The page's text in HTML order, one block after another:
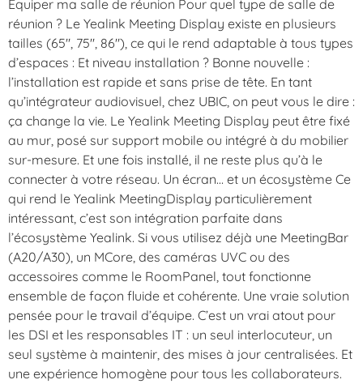
Équiper ma salle de réunion Pour quel type de salle de
réunion ? Le Yealink Meeting Display existe en plusieurs
tailles (65″, 75″, 86″), ce qui le rend adaptable à tous types
d’espaces : Et niveau installation ? Bonne nouvelle :
l’installation est rapide et sans prise de tête. En tant
qu’intégrateur audiovisuel, chez UBIC, on peut vous le dire :
ça change la vie. Le Yealink Meeting Display peut être fixé
au mur, posé sur support mobile ou intégré à du mobilier
sur-mesure. Et une fois installé, il ne reste plus qu’à le
connecter à votre réseau. Un écran… et un écosystème Ce
qui rend le Yealink MeetingDisplay particulièrement
intéressant, c’est son intégration parfaite dans
l’écosystème Yealink. Si vous utilisez déjà une MeetingBar
(A20/A30), un MCore, des caméras UVC ou des
accessoires comme le RoomPanel, tout fonctionne
ensemble de façon fluide et cohérente. Une vraie solution
pensée pour le travail d’équipe. C’est un vrai atout pour
les DSI et les responsables IT : un seul interlocuteur, un
seul système à maintenir, des mises à jour centralisées. Et
une expérience homogène pour tous les collaborateurs.